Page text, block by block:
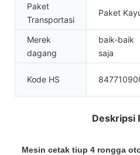
Paket
Transportasi
Paket
Merek
dagang
baik-baik
saja
Kode HS
Deskripsi
Mesin cetak tiup 4 rongga